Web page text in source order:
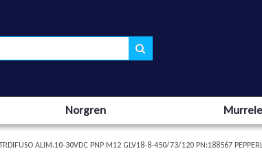
Norgren
ALIM.10-30VDC PNP M12 GLV18-8-450/73/120 PN:188567